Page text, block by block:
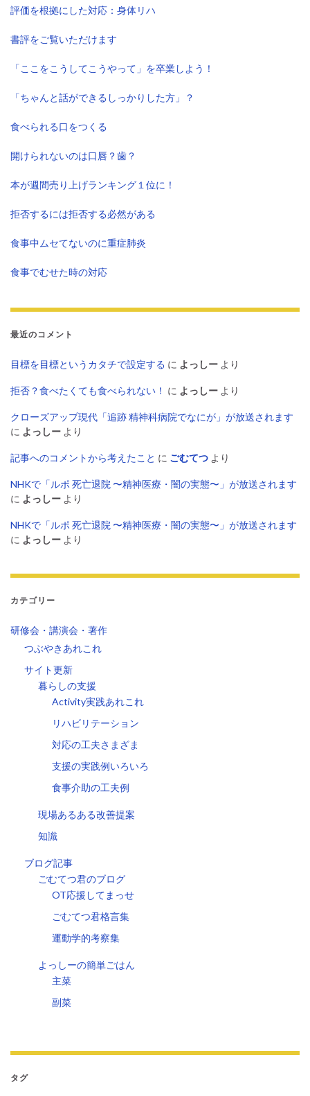
評価を根拠にした対応：身体リハ
書評をご覧いただけます
「ここをこうしてこうやって」を卒業しよう！
「ちゃんと話ができるしっかりした方」？
食べられる口をつくる
開けられないのは口唇？歯？
本が週間売り上げランキング１位に！
拒否するには拒否する必然がある
食事中ムセてないのに重症肺炎
食事でむせた時の対応
最近のコメント
目標を目標というカタチで設定する に よっしー より
拒否？食べたくても食べられない！ に よっしー より
クローズアップ現代「追跡 精神科病院でなにが」が放送されます
に よっしー より
記事へのコメントから考えたこと に ごむてつ より
NHKで「ルポ 死亡退院 〜精神医療・闇の実態〜」が放送されます
に よっしー より
NHKで「ルポ 死亡退院 〜精神医療・闇の実態〜」が放送されます
に よっしー より
カテゴリー
研修会・講演会・著作
つぶやきあれこれ
サイト更新
暮らしの支援
Activity実践あれこれ
リハビリテーション
対応の工夫さまざま
支援の実践例いろいろ
食事介助の工夫例
現場あるある改善提案
知識
ブログ記事
ごむてつ君のブログ
OT応援してまっせ
ごむてつ君格言集
運動学的考察集
よっしーの簡単ごはん
主菜
副菜
タグ